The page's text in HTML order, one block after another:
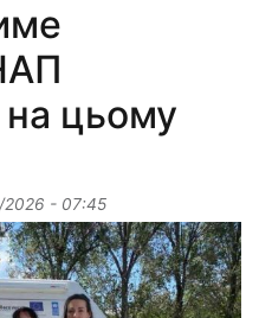
цьому
2026 - 07:45